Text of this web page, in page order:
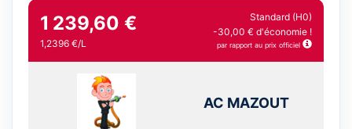
1 239,60 €
1,2396 €/L
Standard (H0)
-30,00 € d'économie !
par rapport au prix officiel
AC MAZOUT